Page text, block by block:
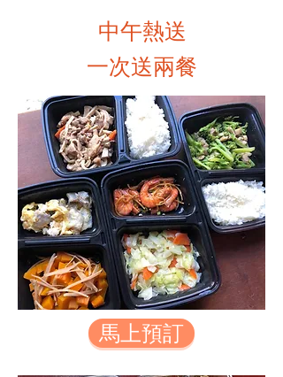
中午熱送
​一次送兩餐
馬上預訂